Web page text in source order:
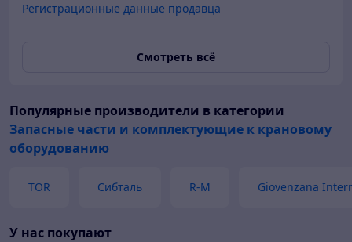
Регистрационные данные продавца
Смотреть всё
Популярные производители в категории
Запасные части и комплектующие к крановому
оборудованию
TOR Сибталь R-M Giovenzana
У нас покупают